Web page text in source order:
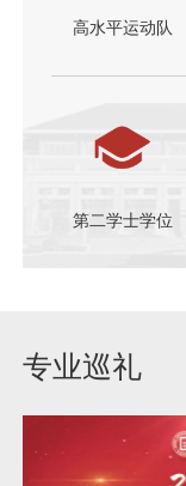
高水平运动队
第二学士学位
专业巡礼